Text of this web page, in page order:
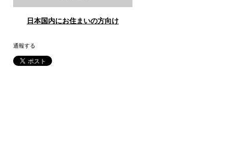
日本国内にお住まいの方向け
通報する